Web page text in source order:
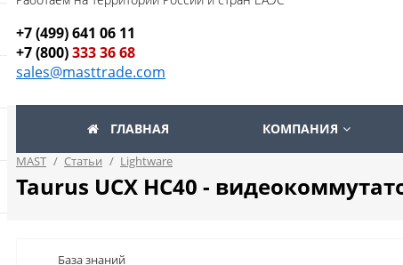
+7 (499) 641 06 11
+7 (800)333 36 68
sales@masttrade.com
ГЛАВНАЯ КОМПАНИЯ
MAST / Статьи / Lightware
Taurus UCX HC40 -
База знаний